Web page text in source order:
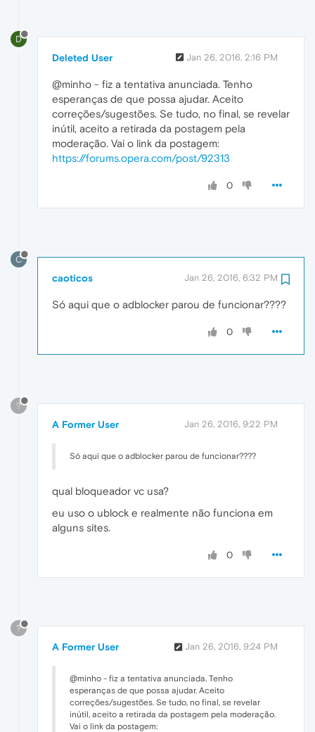
D
Deleted User Jan 26, 2016, 2:16 PM
@minho - fiz a tentativa anunciada. Tenho
esperanças de que possa ajudar. Aceito
correções/sugestões. Se tudo, no final, se revelar
inútil, aceito a retirada da postagem pela
moderação. Vai o link da postagem:
https://forums.opera.com/post/92313
0
C
caoticos Jan 26, 2016, 6:32 PM
Só aqui que o adblocker parou de funcionar????
0
?
A Former User Jan 26, 2016, 9:22 PM
Só aqui que o adblocker parou de funcionar????
qual bloqueador vc usa?
eu uso o ublock e realmente não funciona em
alguns sites.
0
?
A Former User Jan 26, 2016, 9:24 PM
@minho - fiz a tentativa anunciada. Tenho
esperanças de que possa ajudar. Aceito
correções/sugestões. Se tudo, no final, se revelar
inútil, aceito a retirada da postagem pela moderação.
Vai o link da postagem: